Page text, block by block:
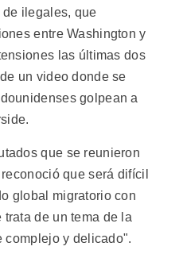
ilegales, que
entre Washington y
las últimas dos
un video donde se
golpean a
que se reunieron
que será difícil
global migratorio con
de un tema de la
complejo y delicado".